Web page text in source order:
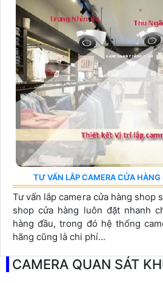
TƯ VẤN LẮP CAMERA CỬA HÀNG
Tư vấn lắp camera cửa hàng shop
shop cửa hàng luôn đặt nhanh
hàng đầu, trong đó hệ thống
hãng cũng là chi phí...
CAMERA QUAN SÁT